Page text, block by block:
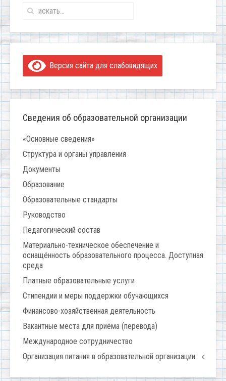
Версия сайта для слабовидящих
Сведения об образовательной организации
«Основные сведения»
Структура и органы управления
Документы
Образование
Образовательные стандарты
Руководство
Педагогический состав
Материально-техническое обеспечение и
оснащённость образовательного процесса. Доступная
среда
Платные образовательные услуги
Стипендии и меры поддержки обучающихся
Финансово-хозяйственная деятельность
Вакантные места для приёма (перевода)
Международное сотрудничество
Организация питания в образовательной организации